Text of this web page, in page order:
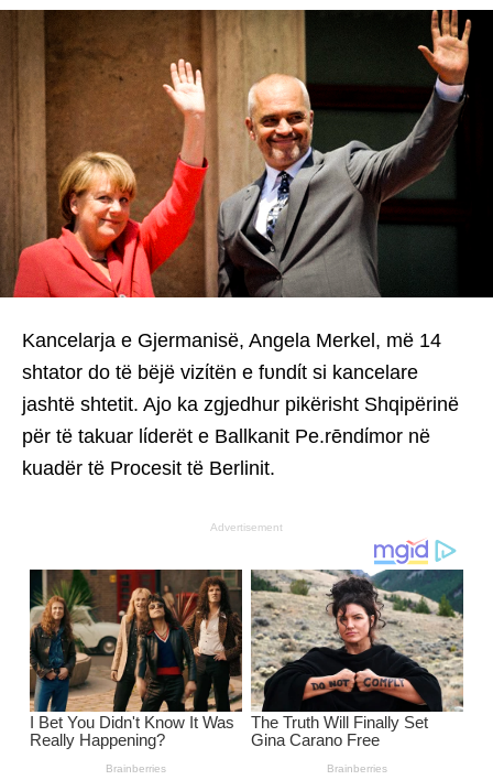
Kancelarja e Gjermanisë, Angela Merkel, më 14
shtator do të bëjë vizίtën e fυndίt si kancelare
jashtë shtetit. Ajo ka zgjedhur pikërisht Shqipërinë
për të takuar lίderët e Ballkanit Pe.rēndίmor në
kuadër të Procesit të Berlinit.
Advertisement